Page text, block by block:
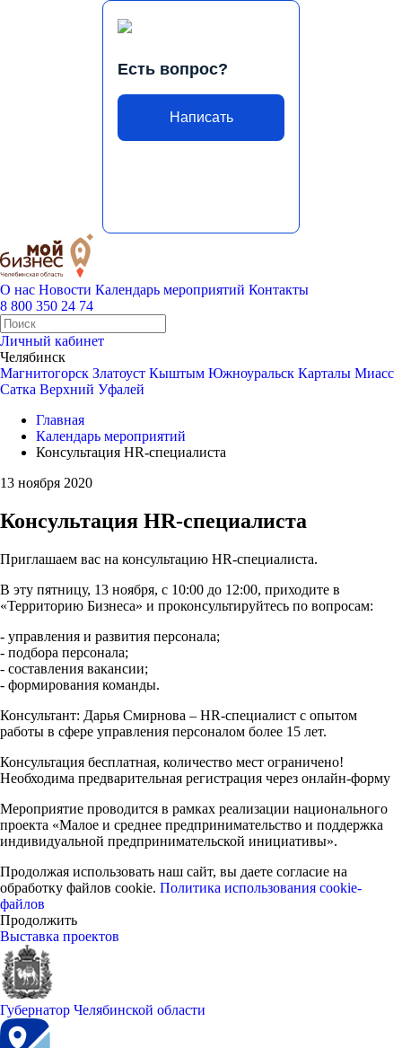
Есть вопрос?
Написать
О нас Новости Календарь мероприятий Контакты
8 800 350 24 74
Личный кабинет
Челябинск
Магнитогорск Златоуст Кыштым Южноуральск Карталы Миасс
Сатка Верхний Уфалей
Главная
Календарь мероприятий
Консультация HR-специалиста
13 ноября 2020
Консультация HR-специалиста
Приглашаем вас на консультацию HR-специалиста.
В эту пятницу, 13 ноября, с 10:00 до 12:00, приходите в
«Территорию Бизнеса» и проконсультируйтесь по вопросам:
- управления и развития персонала;
- подбора персонала;
- составления вакансии;
- формирования команды.
Консультант: Дарья Смирнова – HR-специалист с опытом
работы в сфере управления персоналом более 15 лет.
Консультация бесплатная, количество мест ограничено!
Необходима предварительная регистрация через онлайн-форму
Мероприятие проводится в рамках реализации национального
проекта «Малое и среднее предпринимательство и поддержка
индивидуальной предпринимательской инициативы».
Продолжая использовать наш сайт, вы даете согласие на
обработку файлов cookie. Политика использования cookie-
файлов
Продолжить
Выставка проектов
Губернатор Челябинской области